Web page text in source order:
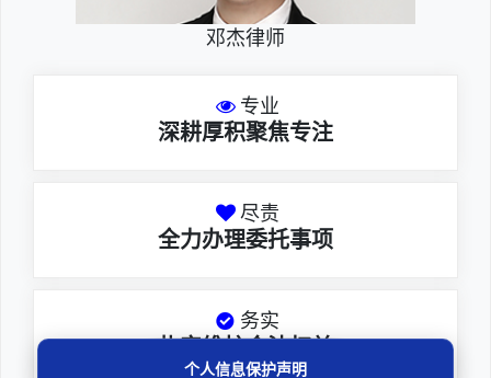
邓杰律师
专业
深耕厚积聚焦专注
尽责
全力办理委托事项
务实
扎实维护合法权益
个人信息保护声明